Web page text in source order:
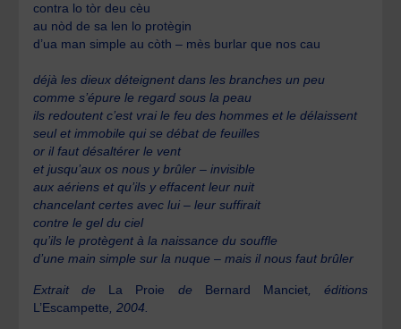
contra lo tòr deu cèu
au nòd de sa len lo protègin
d’ua man simple au còth – mès burlar que nos cau
déjà les dieux déteignent dans les branches un peu
comme s’épure le regard sous la peau
ils redoutent c’est vrai le feu des hommes et le délaissent
seul et immobile qui se débat de feuilles
or il faut désaltérer le vent
et jusqu’aux os nous y brûler – invisible
aux aériens et qu’ils y effacent leur nuit
chancelant certes avec lui – leur suffirait
contre le gel du ciel
qu’ils le protègent à la naissance du souffle
d’une main simple sur la nuque – mais il nous faut brûler
Extrait de La Proie de Bernard Manciet, éditions
L’Escampette , 2004.